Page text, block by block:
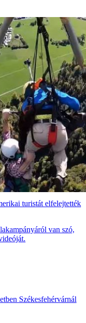
turistát elfelejtették
van szó,
Székesfehérvárnál